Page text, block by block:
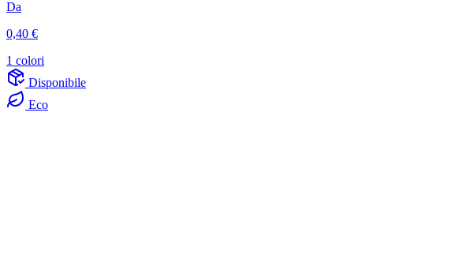
Da
0,40 €
1 colori
Disponibile
Eco